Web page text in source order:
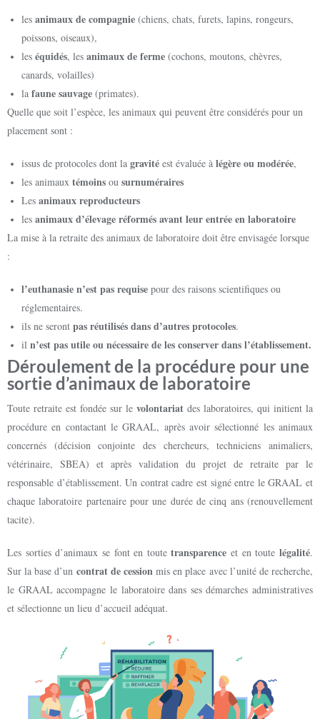
les animaux de compagnie (chiens, chats, furets, lapins, rongeurs,
poissons, oiseaux),
les équidés, les animaux de ferme (cochons, moutons, chèvres,
canards, volailles)
la faune sauvage (primates).
Quelle que soit l’espèce, les animaux qui peuvent être considérés pour un
placement sont :
issus de protocoles dont la gravité est évaluée à légère ou modérée,
les animaux témoins ou surnuméraires
Les animauxreproducteurs
les animaux d’élevage réformés avant leur entrée en laboratoire
La mise à la retraite des animaux de laboratoire doit être envisagée lorsque
:
l’euthanasie n’est pas requise pour des raisons scientifiques ou
réglementaires.
ils ne seront pas réutilisés dans d’autres protocoles.
il n’est pas utile ou nécessaire de les conserver dans l’établissement.
Déroulement de la procédure pour une
sortie d’animaux de laboratoire
Toute retraite est fondée sur le volontariat des laboratoires, qui initient la
procédure en contactant le GRAAL, après avoir sélectionné les animaux
concernés (décision conjointe des chercheurs, techniciens animaliers,
vétérinaire, SBEA) et après validation du projet de retraite par le
responsable d’établissement. Un contrat cadre est signé entre le GRAAL et
chaque laboratoire partenaire pour une durée de cinq ans (renouvellement
tacite).
Les sorties d’animaux se font en toutetransparence et en toutelégalité.
Sur la base d’un contrat de cessionmis en place avec l’unité de recherche,
le GRAAL accompagne le laboratoire dans ses démarches administratives
et sélectionne un lieu d’accueil adéquat.